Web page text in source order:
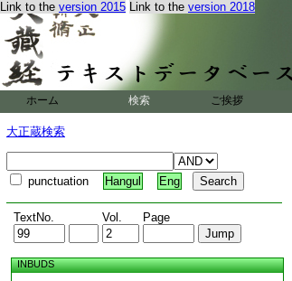
Link to the version 2015 Link to the version 2018
ホーム 検索 ご挨拶
大正蔵検索
punctuation Hangul Eng
TextNo. Vol. Page
INBUDS